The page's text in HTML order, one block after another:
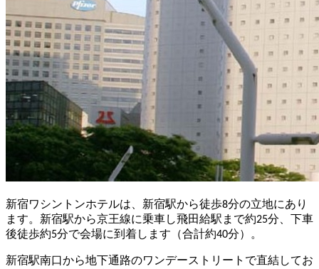
新宿ワシントンホテルは、新宿駅から徒歩8分の立地にあり
ます。新宿駅から京王線に乗車し飛田給駅まで約25分、下車
後徒歩約5分で会場に到着します（合計約40分）。
新宿駅南口から地下通路のワンデーストリートで直結してお